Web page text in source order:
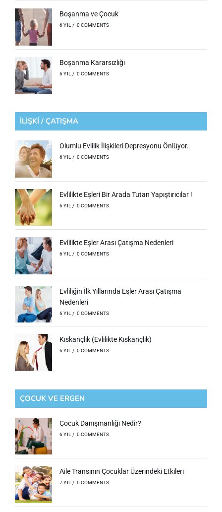
Boşanma ve Çocuk
6 YIL / 0 COMMENTS
Boşanma Kararsızlığı
6 YIL / 0 COMMENTS
İLİŞKİ / ÇATIŞMA
Olumlu Evlilik İlişkileri Depresyonu Önlüyor.
6 YIL / 0 COMMENTS
Evlilikte Eşleri Bir Arada Tutan Yapıştırıcılar !
6 YIL / 0 COMMENTS
Evlilikte Eşler Arası Çatışma Nedenleri
6 YIL / 0 COMMENTS
Evliliğin İlk Yıllarında Eşler Arası Çatışma
Nedenleri
6 YIL / 0 COMMENTS
Kıskançlık (Evlilikte Kıskançlık)
6 YIL / 0 COMMENTS
ÇOCUK VE ERGEN
Çocuk Danışmanlığı Nedir?
6 YIL / 0 COMMENTS
Aile Transının Çocuklar Üzerindeki Etkileri
7 YIL / 0 COMMENTS